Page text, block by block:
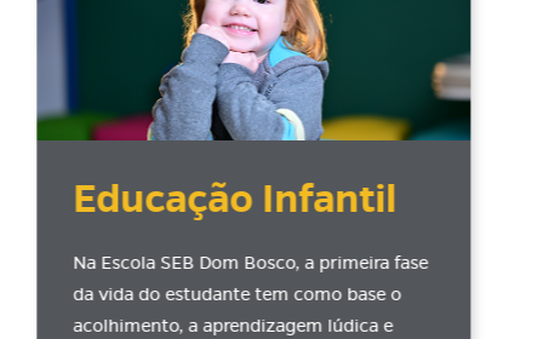
Educação Infantil
Na Escola SEB Dom Bosco, a primeira fase
da vida do estudante tem como base o
acolhimento, a aprendizagem lúdica e